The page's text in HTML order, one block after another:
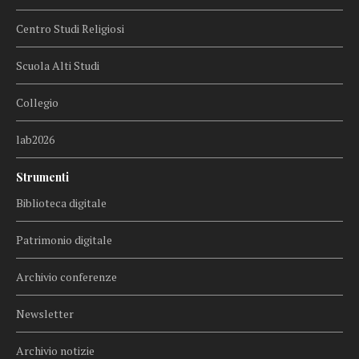
Centro Studi Religiosi
Scuola Alti Studi
Collegio
lab2026
Strumenti
Biblioteca digitale
Patrimonio digitale
Archivio conferenze
Newsletter
Archivio notizie